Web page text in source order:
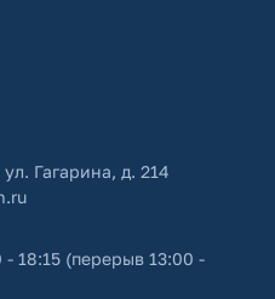
Гагарина, д. 214
- 18:15 (перерыв 13:00 -